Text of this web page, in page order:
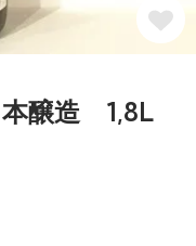
醸造 1,8L